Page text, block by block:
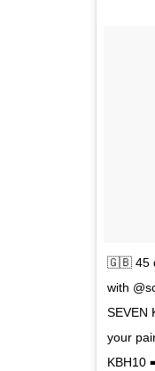
🇬🇧 45
with
SEVEN
your
KBH10